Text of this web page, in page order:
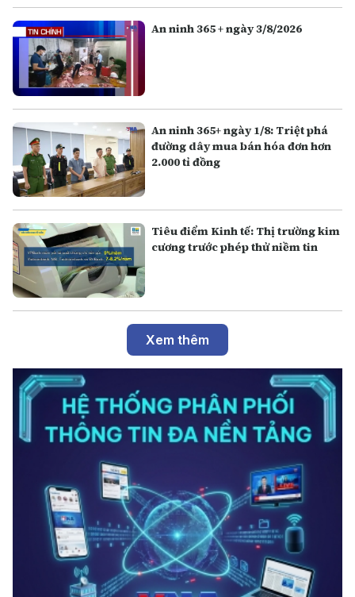
An ninh 365 + ngày 3/8/2026
An ninh 365+ ngày 1/8: Triệt phá
đường dây mua bán hóa đơn hơn
2.000 tỉ đồng
Tiêu điểm Kinh tế: Thị trường kim
cương trước phép thử niềm tin
Xem thêm